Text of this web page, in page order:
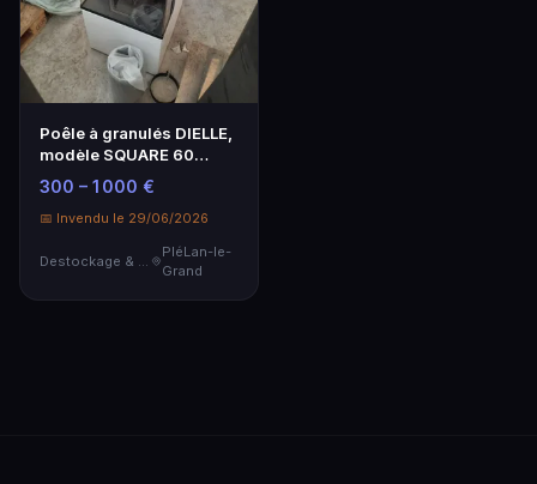
Poêle à granulés DIELLE,
modèle SQUARE 60
blanc, 8kW
300 – 1 000 €
📅 Invendu le 29/06/2026
PléLan-le-
Grand